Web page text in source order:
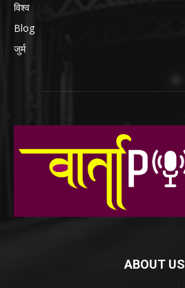
विश्व
Blog
जुर्म
ABOUT US